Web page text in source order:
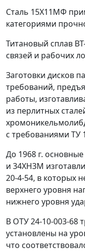
Сталь 15Х11МФ
категориями
Титановый сплав
связей и рабочих
Заготовки дисков
требований,
работы,
из перлитных
с требованиями ТУ
До 1968 г.
и 34ХН3М
20-4-54, в которых
верхнего уровня
нижнего уровня
В ОТУ 24-10-003-68
установлены на
что